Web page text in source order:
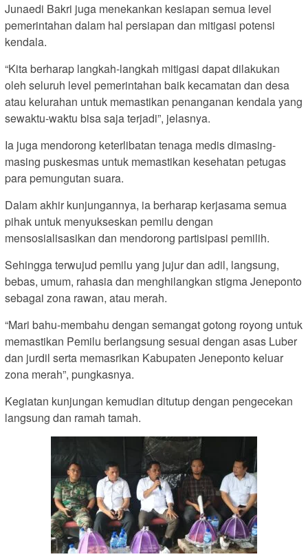
Junaedi Bakri juga menekankan kesiapan semua level
pemerintahan dalam hal persiapan dan mitigasi potensi
kendala.
“Kita berharap langkah-langkah mitigasi dapat dilakukan
oleh seluruh level pemerintahan baik kecamatan dan desa
atau kelurahan untuk memastikan penanganan kendala yang
sewaktu-waktu bisa saja terjadi”, jelasnya.
Ia juga mendorong keterlibatan tenaga medis dimasing-
masing puskesmas untuk memastikan kesehatan petugas
para pemungutan suara.
Dalam akhir kunjungannya, ia berharap kerjasama semua
pihak untuk menyukseskan pemilu dengan
mensosialisasikan dan mendorong partisipasi pemilih.
Sehingga terwujud pemilu yang jujur dan adil, langsung,
bebas, umum, rahasia dan menghilangkan stigma Jeneponto
sebagai zona rawan, atau merah.
“Mari bahu-membahu dengan semangat gotong royong untuk
memastikan Pemilu berlangsung sesuai dengan asas Luber
dan jurdil serta memasrikan Kabupaten Jeneponto keluar
zona merah”, pungkasnya.
Kegiatan kunjungan kemudian ditutup dengan pengecekan
langsung dan ramah tamah.